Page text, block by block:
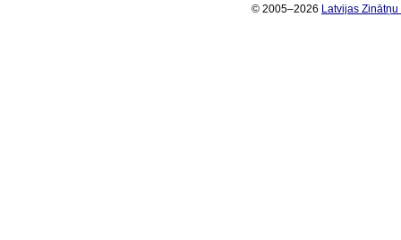
© 2005–2026 Latvijas